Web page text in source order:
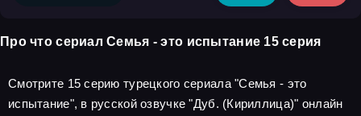
Про что сериал Семья - это испытание 15 серия
Смотрите 15 серию турецкого сериала "Семья - это
испытание", в русской озвучке "Дуб. (Кириллица)" онлайн